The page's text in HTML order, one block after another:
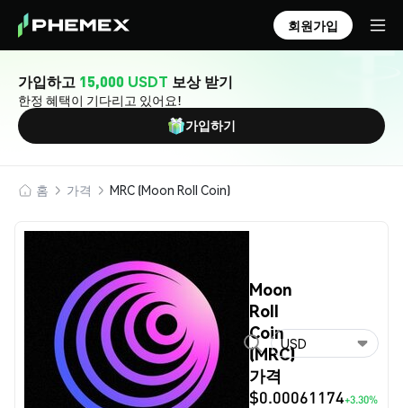
회원가입
가입하고 15,000 USDT 보상 받기
한정 혜택이 기다리고 있어요!
가입하기
홈 가격 MRC (Moon Roll Coin)
Moon
Roll
Coin
(MRC)
가격
$0.00061174+3.30%
USD